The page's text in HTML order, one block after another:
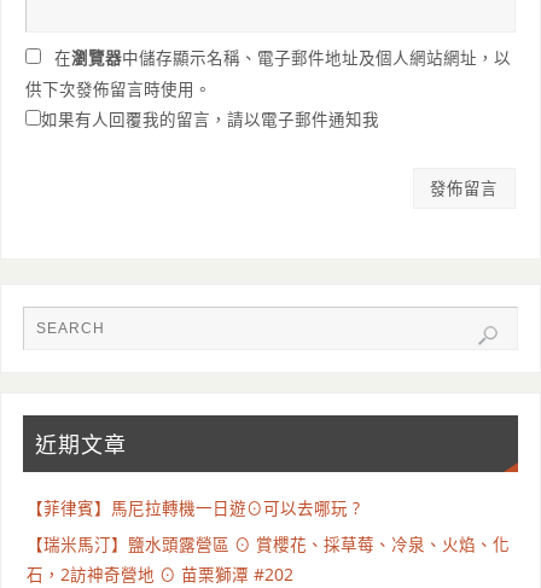
在瀏覽器中儲存顯示名稱、電子郵件地址及個人網站網址，以
供下次發佈留言時使用。
如果有人回覆我的留言，請以電子郵件通知我
近期文章
【菲律賓】馬尼拉轉機一日遊⊙可以去哪玩 ?
【瑞米馬汀】鹽水頭露營區 ⊙ 賞櫻花、採草莓、冷泉、火焰、化
石，2訪神奇營地 ⊙ 苗栗獅潭 #202